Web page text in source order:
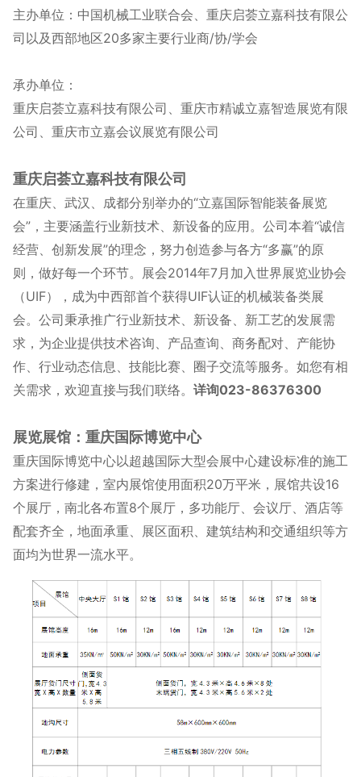
主办单位：中国机械工业联合会、重庆启荟立嘉科技有限公
司以及西部地区20多家主要行业商/协/学会
承办单位：
重庆启荟立嘉科技有限公司、重庆市精诚立嘉智造展览有限
公司、重庆市立嘉会议展览有限公司
重庆启荟立嘉科技有限公司
在重庆、武汉、成都分别举办的“立嘉国际智能装备展览
会”，主要涵盖行业新技术、新设备的应用。公司本着“诚信
经营、创新发展”的理念，努力创造参与各方“多赢”的原
则，做好每一个环节。展会2014年7月加入世界展览业协会
（UIF），成为中西部首个获得UIF认证的机械装备类展
会。 公司秉承推广行业新技术、新设备、新工艺的发展需
求，为企业提供技术咨询、产品查询、商务配对、产能协
作、行业动态信息、技能比赛、圈子交流等服务。如您有相
关需求，欢迎直接与我们联络。 详询023-86376300
展览展馆：重庆国际博览中心
重庆国际博览中心以超越国际大型会展中心建设标准的施工
方案进行修建，室内展馆使用面积20万平米，展馆共设16
个展厅，南北各布置8个展厅，多功能厅、会议厅、酒店等
配套齐全，地面承重、展区面积、建筑结构和交通组织等方
面均为世界一流水平。